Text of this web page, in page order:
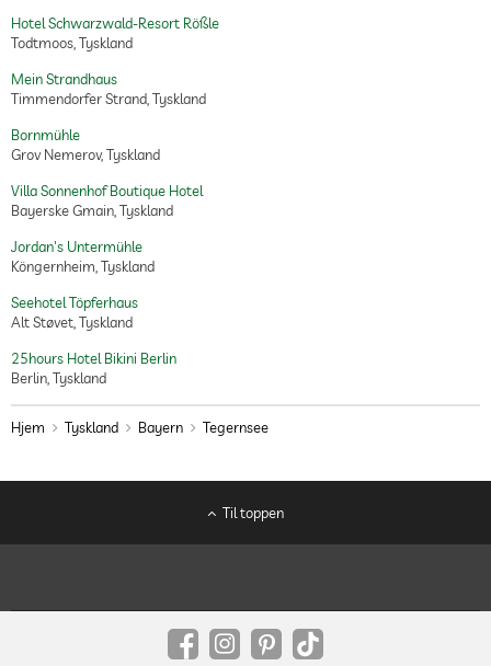
Hotel Schwarzwald-Resort Rößle
Todtmoos, Tyskland
Mein Strandhaus
Timmendorfer Strand, Tyskland
Bornmühle
Grov Nemerov, Tyskland
Villa Sonnenhof Boutique Hotel
Bayerske Gmain, Tyskland
Jordan's Untermühle
Köngernheim, Tyskland
Seehotel Töpferhaus
Alt Støvet, Tyskland
25hours Hotel Bikini Berlin
Berlin, Tyskland
Hjem Tyskland Bayern Tegernsee
Til toppen